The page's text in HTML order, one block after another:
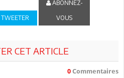
ABONNEZ-
VOUS
CET ARTICLE
0 Commentaires